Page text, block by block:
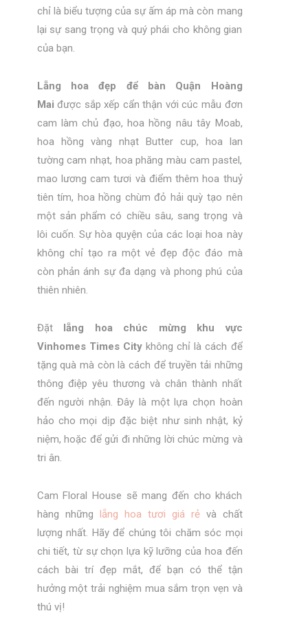
chỉ là biểu tượng của sự ấm áp mà còn mang
lại sự sang trọng và quý phái cho không gian
của bạn.
Lẵng hoa đẹp để bàn Quận Hoàng
Maiđược sắp xếp cẩn thận với cúc mẫu đơn
cam làm chủ đạo, hoa hồng nâu tây Moab,
hoa hồng vàng nhạt Butter cup, hoa lan
tường cam nhạt, hoa phăng màu cam pastel,
mao lương cam tươi và điểm thêm hoa thuỷ
tiên tím, hoa hồng chùm đỏ hải quỳ tạo nên
một sản phẩm có chiều sâu, sang trọng và
lôi cuốn. Sự hòa quyện của các loại hoa này
không chỉ tạo ra một vẻ đẹp độc đáo mà
còn phản ánh sự đa dạng và phong phú của
thiên nhiên.
Đặt lẵng hoa chúc mừng khu vực
Vinhomes Times Citykhông chỉ là cách để
tặng quà mà còn là cách để truyền tải những
thông điệp yêu thương và chân thành nhất
đến người nhận. Đây là một lựa chọn hoàn
hảo cho mọi dịp đặc biệt như sinh nhật, kỷ
niệm, hoặc để gửi đi những lời chúc mừng và
tri ân.
Cam Floral House sẽ mang đến cho khách
hàng những lẵng hoa tươi giá rẻvà chất
lượng nhất. Hãy để chúng tôi chăm sóc mọi
chi tiết, từ sự chọn lựa kỹ lưỡng của hoa đến
cách bài trí đẹp mắt, để bạn có thể tận
hưởng một trải nghiệm mua sắm trọn vẹn và
thú vị!